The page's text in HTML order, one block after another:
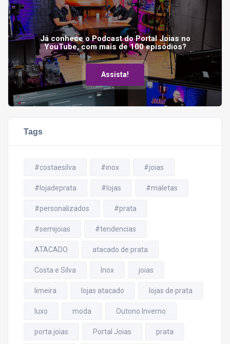
Já conhece o Podcast do Portal Joias no
YouTube, com mais de 100 episódios?
Assista!
Tags
#costaesilva #inox #joias
#lojadeprata #lojas #maletas
#personalizados #prata
#semijoias #tendencias
ATACADO atacado de prata
Costa e Silva Inox joias
limeira lojas atacado lojas de prata
luxo moda Outono Inverno
porta joias Portal Joias prata